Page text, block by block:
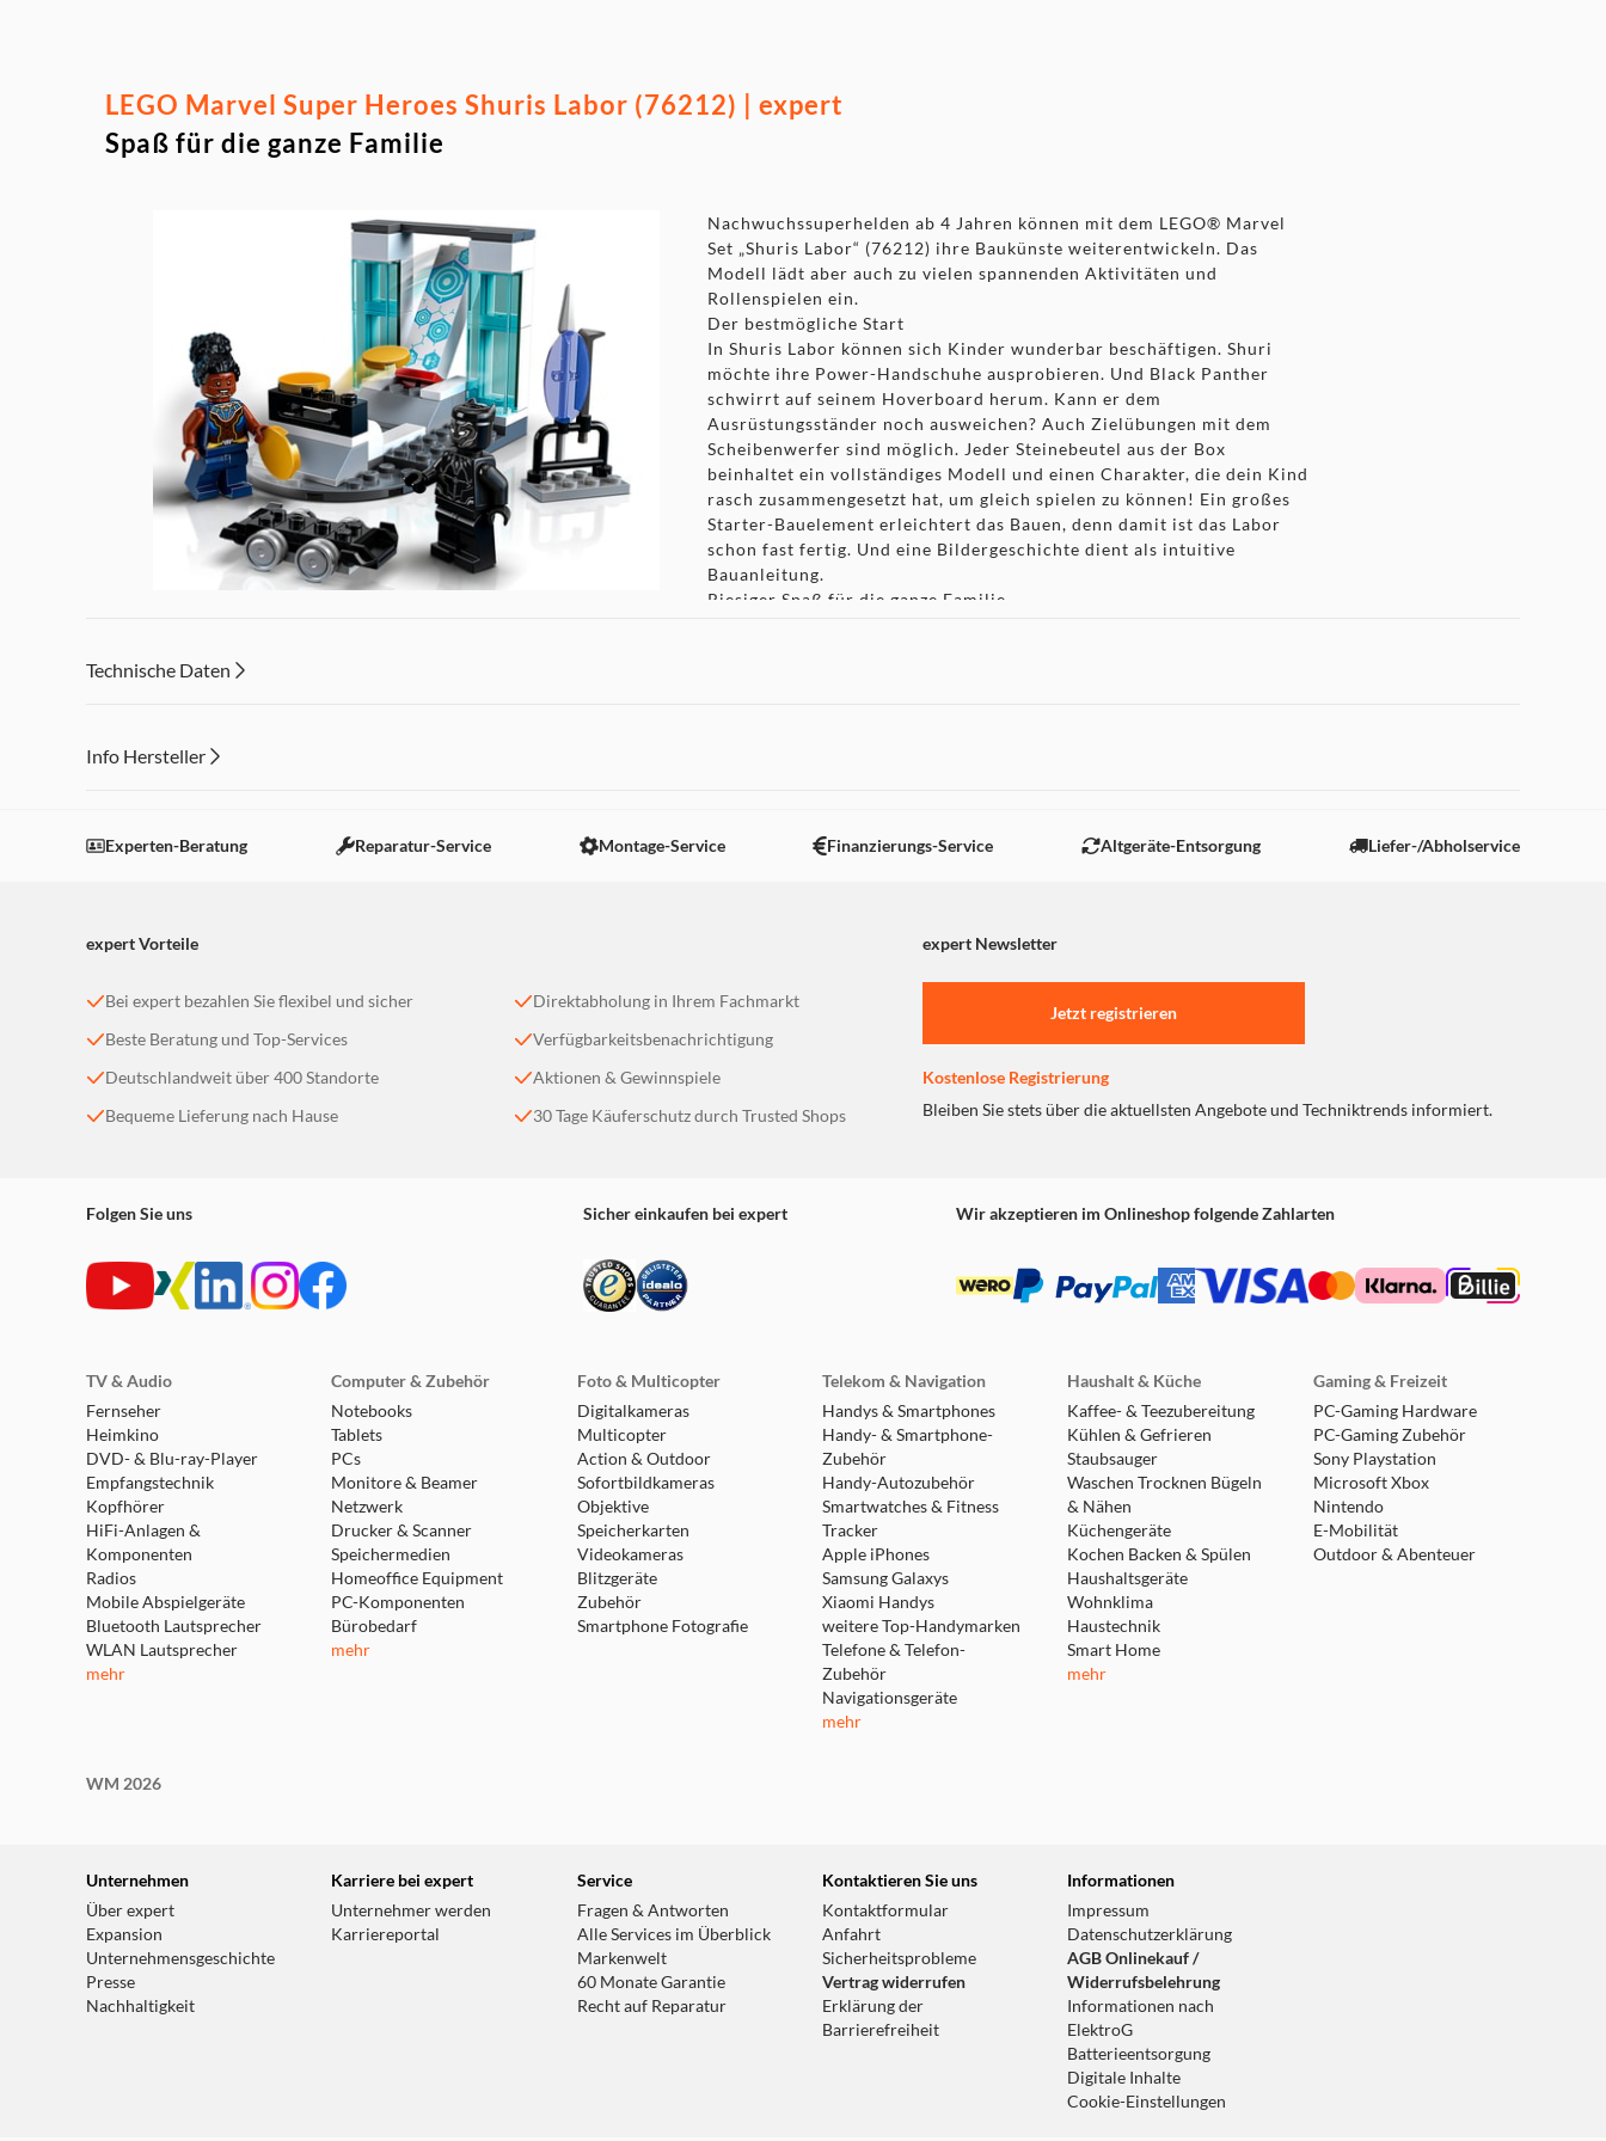
LEGO Marvel Super Heroes Shuris Labor (76212) | expert
Spaß für die ganze Familie
Nachwuchssuperhelden ab 4 Jahren können mit dem LEGO® Marvel
Set „Shuris Labor“ (76212) ihre Baukünste weiterentwickeln. Das
Modell lädt aber auch zu vielen spannenden Aktivitäten und
Rollenspielen ein.
Der bestmögliche Start
In Shuris Labor können sich Kinder wunderbar beschäftigen. Shuri
möchte ihre Power-Handschuhe ausprobieren. Und Black Panther
schwirrt auf seinem Hoverboard herum. Kann er dem
Ausrüstungsständer noch ausweichen? Auch Zielübungen mit dem
Scheibenwerfer sind möglich. Jeder Steinebeutel aus der Box
beinhaltet ein vollständiges Modell und einen Charakter, die dein Kind
rasch zusammengesetzt hat, um gleich spielen zu können! Ein großes
Starter-Bauelement erleichtert das Bauen, denn damit ist das Labor
schon fast fertig. Und eine Bildergeschichte dient als intuitive
Bauanleitung.
Riesiger Spaß für die ganze Familie
Bauelement, das das Bauen beschleunigt, damit mehr Zeit zum
Kinder ab 4 Jahren fördert die Entwicklung und Kreativität und
stärkt das Selbstvertrauen
Spielzeug zum Mitnehmen: Das kompakte Spielset ist 7 cm hoch,
Wecke die Fantasie deines Kindes: LEGO® 4+ Sets stellen deinem
Kind ein riesiges Spieluniversum mit all seinen Lieblingsfiguren aus
Film und Fernsehen und vielen Heldinnen und Helden des Alltags
kompatibel sind und sich jedes Mal perfekt zusammenstecken und
Garantierte Sicherheit: LEGO® Elemente werden Fall-, Hitze-,
Druck- und Torsionstests unterzogen und analysiert, damit sie
Technische Daten
Info Hersteller
Einstellungen anpassen
Experten-Beratung Reparatur-Service Montage-Service Finanzierungs-Service Altgeräte-Entsorgung Liefer-/Abholservice
expert Vorteile expert Newsletter
Bei expert bezahlen Sie flexibel und sicher
Beste Beratung und Top-Services
Deutschlandweit über 400 Standorte
Bequeme Lieferung nach Hause
Direktabholung in Ihrem Fachmarkt
Verfügbarkeitsbenachrichtigung
Aktionen & Gewinnspiele
30 Tage Käuferschutz durch Trusted Shops
Jetzt registrieren
Kostenlose Registrierung
Bleiben Sie stets über die aktuellsten Angebote und Techniktrends informiert.
Folgen Sie uns Sicher einkaufen bei expert Wir akzeptieren im Onlineshop folgende Zahlarten
TV & Audio
Fernseher
Heimkino
DVD- & Blu-ray-Player
Empfangstechnik
Kopfhörer
HiFi-Anlagen &
Komponenten
Radios
Mobile Abspielgeräte
Bluetooth Lautsprecher
WLAN Lautsprecher
mehr
Computer & Zubehör
Notebooks
Tablets
PCs
Monitore & Beamer
Netzwerk
Drucker & Scanner
Speichermedien
Homeoffice Equipment
PC-Komponenten
Bürobedarf
mehr
Foto & Multicopter
Digitalkameras
Multicopter
Action & Outdoor
Sofortbildkameras
Objektive
Speicherkarten
Videokameras
Blitzgeräte
Zubehör
Smartphone Fotografie
Telekom & Navigation
Handys & Smartphones
Handy- & Smartphone-
Zubehör
Handy-Autozubehör
Smartwatches & Fitness
Tracker
Apple iPhones
Samsung Galaxys
Xiaomi Handys
weitere Top-Handymarken
Telefone & Telefon-
Zubehör
Navigationsgeräte
mehr
Haushalt & Küche
Kaffee- & Teezubereitung
Kühlen & Gefrieren
Staubsauger
Waschen Trocknen Bügeln
& Nähen
Küchengeräte
Kochen Backen & Spülen
Haushaltsgeräte
Wohnklima
Haustechnik
Smart Home
mehr
Gaming & Freizeit
PC-Gaming Hardware
PC-Gaming Zubehör
Sony Playstation
Microsoft Xbox
Nintendo
E-Mobilität
Outdoor & Abenteuer
WM 2026
Unternehmen
Über expert
Expansion
Unternehmensgeschichte
Presse
Nachhaltigkeit
Karriere bei expert
Unternehmer werden
Karriereportal
Service
Fragen & Antworten
Alle Services im Überblick
Markenwelt
60 Monate Garantie
Recht auf Reparatur
Kontaktieren Sie uns
Kontaktformular
Anfahrt
Sicherheitsprobleme
Vertrag widerrufen
Erklärung der
Barrierefreiheit
Informationen
Impressum
Datenschutzerklärung
AGB Onlinekauf /
Widerrufsbelehrung
Informationen nach
ElektroG
Batterieentsorgung
Digitale Inhalte
Cookie-Einstellungen